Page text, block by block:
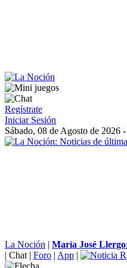
Regístrate
Iniciar Sesión
Sábado, 08 de Agosto de 2026
La Noción | María José
| Chat | Foro | App |